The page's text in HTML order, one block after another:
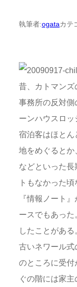
執筆者:ogataカテ
昔、カトマン
事務所の反対側
ーンハウスロッ
宿泊客はほと
地をめぐるとか
などといった
トもなかった
『情報ノート
ースでもあっ
したことがある
古いネワール式
のところに受
ぐの階には家